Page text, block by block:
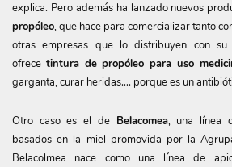
explica. Pero además ha lanzado nuevos
propóleo, que hace para comercializar tanto
otras empresas que lo distribuyen con su
ofrece tintura de propóleo para uso
garganta, curar heridas…. porque es un
Otro caso es el de Belacomea, una línea
basados en la miel promovida por la
Belacolmea nace como una línea de